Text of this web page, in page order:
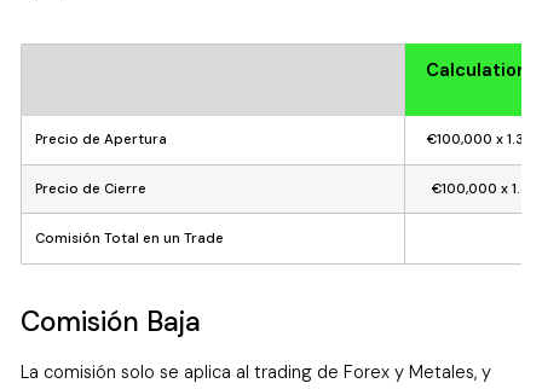
Precio de Apertura
Precio de Cierre
Comisión Total en un Trade
Calculation
€100,000 x
€100,000 x
Comisión Baja
La comisión solo se aplica al trading de Forex y Metales, y